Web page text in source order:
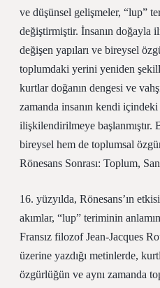
ve düşünsel gelişmeler, “lup”
değiştirmiştir. İnsanın doğayla
değişen yapıları ve bireysel
toplumdaki yerini yeniden
kurtlar doğanın dengesi ve
zamanda insanın kendi
ilişkilendirilmeye başlanmıştır.
bireysel hem de toplumsal
Rönesans Sonrası: Toplum,
16. yüzyılda, Rönesans’ın
akımlar, “lup” teriminin
Fransız filozof Jean-Jacques
üzerine yazdığı metinlerde,
özgürlüğün ve aynı zamanda